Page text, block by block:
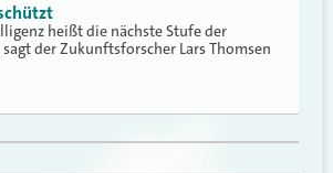
heißt die nächste Stufe der
der Zukunftsforscher Lars Thomsen